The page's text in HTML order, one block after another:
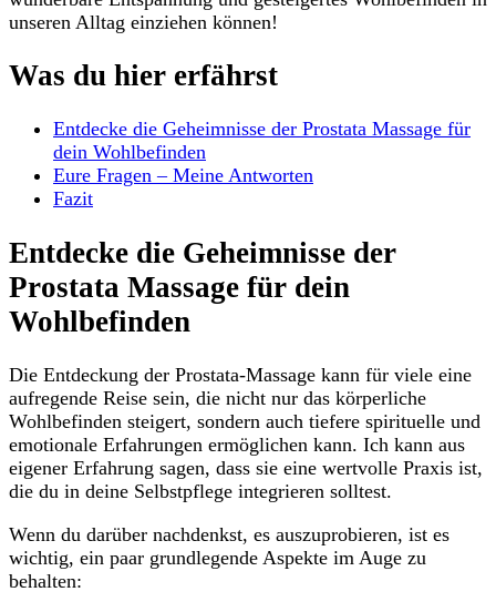
unseren Alltag einziehen können!
Was du hier erfährst
Entdecke die Geheimnisse der Prostata Massage für
dein ‌Wohlbefinden
Eure Fragen – Meine​ Antworten
Fazit
Entdecke die Geheimnisse der
Prostata Massage für ​dein
Wohlbefinden
Die Entdeckung der Prostata-Massage ⁣kann für ⁣viele eine
aufregende Reise ⁤sein, ⁣die nicht nur das körperliche
Wohlbefinden steigert, sondern auch tiefere spirituelle und
emotionale Erfahrungen ermöglichen kann. Ich kann aus
eigener Erfahrung sagen, dass sie ⁣eine‌ wertvolle Praxis ist,
die ​du in deine Selbstpflege‍ integrieren solltest.
Wenn du darüber nachdenkst, es auszuprobieren, ist‌ es
wichtig, ein‌ paar grundlegende‍ Aspekte im Auge zu
behalten: